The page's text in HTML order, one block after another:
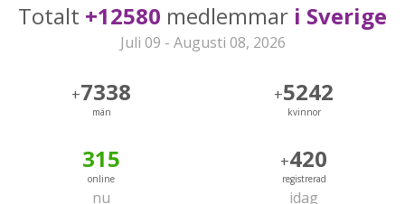
Totalt +12580 medlemmar i Sverige
Juli 09 - Augusti 08, 2026
+7338
män
+5242
kvinnor
315
online
nu
+420
registrerad
idag